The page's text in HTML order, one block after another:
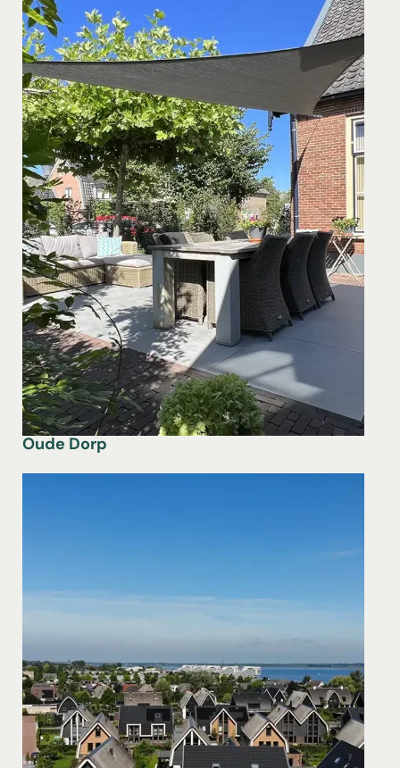
Oude Dorp